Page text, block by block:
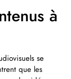
à
se
que les